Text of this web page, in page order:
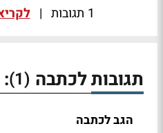
1 תגובות |
תגובות לכתבה (1)
:
הגב לכתבה